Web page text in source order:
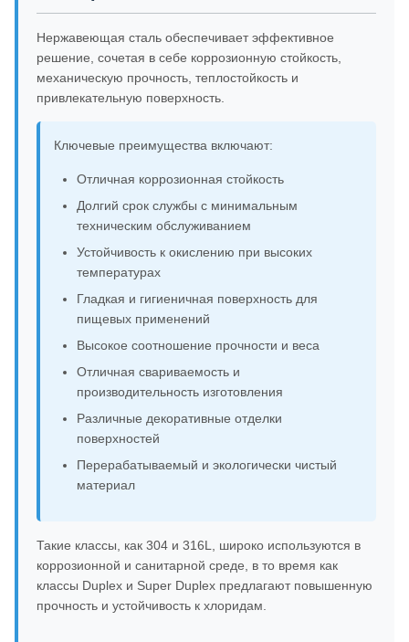
Нержавеющая сталь обеспечивает эффективное
решение, сочетая в себе коррозионную стойкость,
механическую прочность, теплостойкость и
привлекательную поверхность.
Ключевые преимущества включают:
Отличная коррозионная стойкость
Долгий срок службы с минимальным
техническим обслуживанием
Устойчивость к окислению при высоких
температурах
Гладкая и гигиеничная поверхность для
пищевых применений
Высокое соотношение прочности и веса
Отличная свариваемость и
производительность изготовления
Различные декоративные отделки
поверхностей
Перерабатываемый и экологически чистый
материал
Такие классы, как 304 и 316L, широко используются в
коррозионной и санитарной среде, в то время как
классы Duplex и Super Duplex предлагают повышенную
прочность и устойчивость к хлоридам.